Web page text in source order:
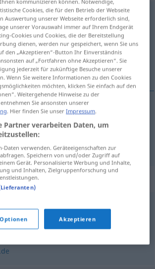
;Plünderungen>
Übersetzungen
Übersetzung anklicken/antippen)
für "Plünderung"
(ugs., ironisch),Dieberei(en),
Cookies, die für den Betrieb der Webseite
Auswertung unserer Webseite erforderlich sind,
unserer Vorauswahl immer auf Ihrem Endgerät
Cookies und Cookies, die der Bereitstellung
dienen, werden nur gespeichert, wenn Sie uns
den „Akzeptieren“-Button Ihr Einverständnis
auf „Fortfahren ohne Akzeptieren“. Sie
jederzeit für zukünftige Besuche unserer
Wenn Sie weitere Informationen zu den Cookies
möchten, klicken Sie einfach auf den
Weitergehende Hinweise zu der
Sie ansonsten unserer
. Hier finden Sie unserImpressum.
Partner verarbeiten Daten, um
Daten verwenden. Geräteeigenschaften zur
Speichern von und/oder Zugriff auf
Gerät. Personalisierte Werbung und Inhalte,
und Inhalten, Zielgruppenforschung und
Akzeptieren